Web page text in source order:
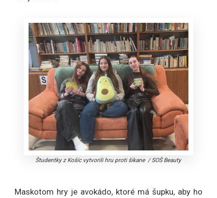
Študentky z Košíc vytvorili hru proti šikane /SOŠ Beauty
Maskotom hry je avokádo, ktoré má šupku, aby ho